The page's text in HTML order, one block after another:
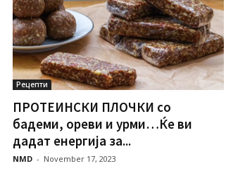
Рецепти
ПРОТЕИНСКИ ПЛОЧКИ со
бадеми, ореви и урми…Ќе ви
дадат енергија за...
NMD - November 17, 2023